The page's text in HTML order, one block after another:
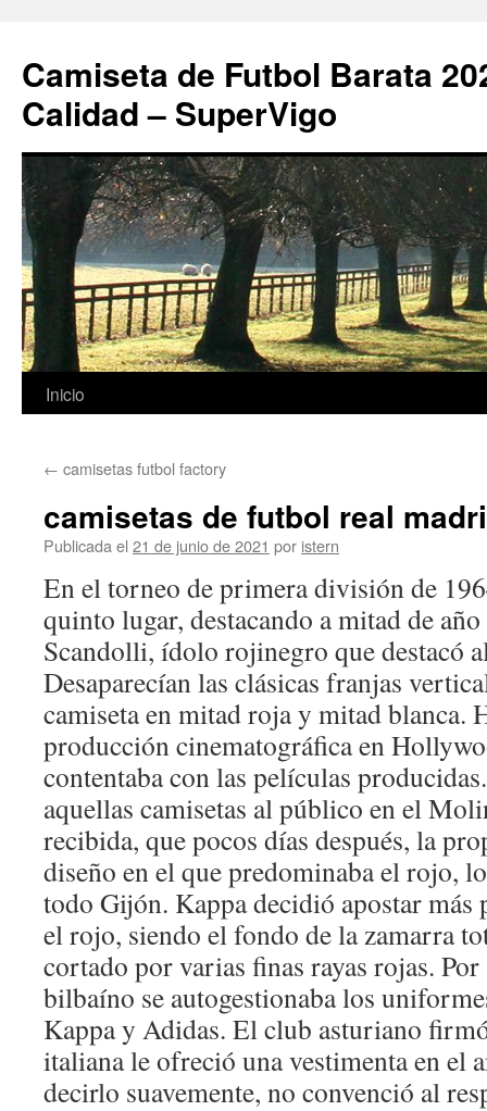
Camiseta de Futbol Barata
Calidad – SuperVigo
Saltar
contenido
Inicio
← camisetas futbol factory
camisetas de futbol real
Publicada el 21 de junio de 2021 por istern
En el torneo de primera división de
quinto lugar, destacando a mitad de
Scandolli, ídolo rojinegro que destacó
Desaparecían las clásicas franjas
camiseta en mitad roja y mitad blanca.
producción cinematográfica en
contentaba con las películas
aquellas camisetas al público en el
recibida, que pocos días después, la
diseño en el que predominaba el rojo,
todo Gijón. Kappa decidió apostar más
el rojo, siendo el fondo de la zamarra
cortado por varias finas rayas rojas.
bilbaíno se autogestionaba los
Kappa y Adidas. El club asturiano
italiana le ofreció una vestimenta en el
decirlo suavemente, no convenció al